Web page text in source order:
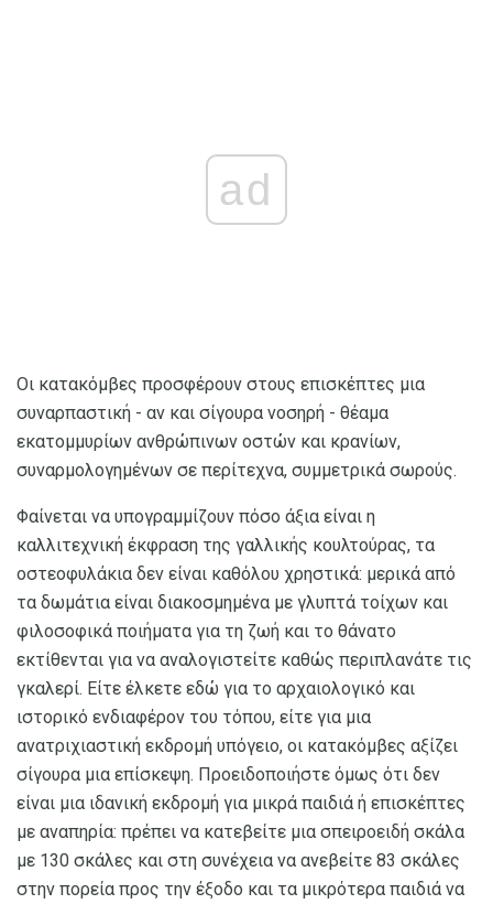
ad
Οι κατακόμβες προσφέρουν στους επισκέπτες μια
συναρπαστική - αν και σίγουρα νοσηρή - θέαμα
εκατομμυρίων ανθρώπινων οστών και κρανίων,
συναρμολογημένων σε περίτεχνα, συμμετρικά σωρούς.
Φαίνεται να υπογραμμίζουν πόσο άξια είναι η
καλλιτεχνική έκφραση της γαλλικής κουλτούρας, τα
οστεοφυλάκια δεν είναι καθόλου χρηστικά: μερικά από
τα δωμάτια είναι διακοσμημένα με γλυπτά τοίχων και
φιλοσοφικά ποιήματα για τη ζωή και το θάνατο
εκτίθενται για να αναλογιστείτε καθώς περιπλανάτε τις
γκαλερί. Είτε έλκετε εδώ για το αρχαιολογικό και
ιστορικό ενδιαφέρον του τόπου, είτε για μια
ανατριχιαστική εκδρομή υπόγειο, οι κατακόμβες αξίζει
σίγουρα μια επίσκεψη. Προειδοποιήστε όμως ότι δεν
είναι μια ιδανική εκδρομή για μικρά παιδιά ή επισκέπτες
με αναπηρία: πρέπει να κατεβείτε μια σπειροειδή σκάλα
με 130 σκάλες και στη συνέχεια να ανεβείτε 83 σκάλες
στην πορεία προς την έξοδο και τα μικρότερα παιδιά να